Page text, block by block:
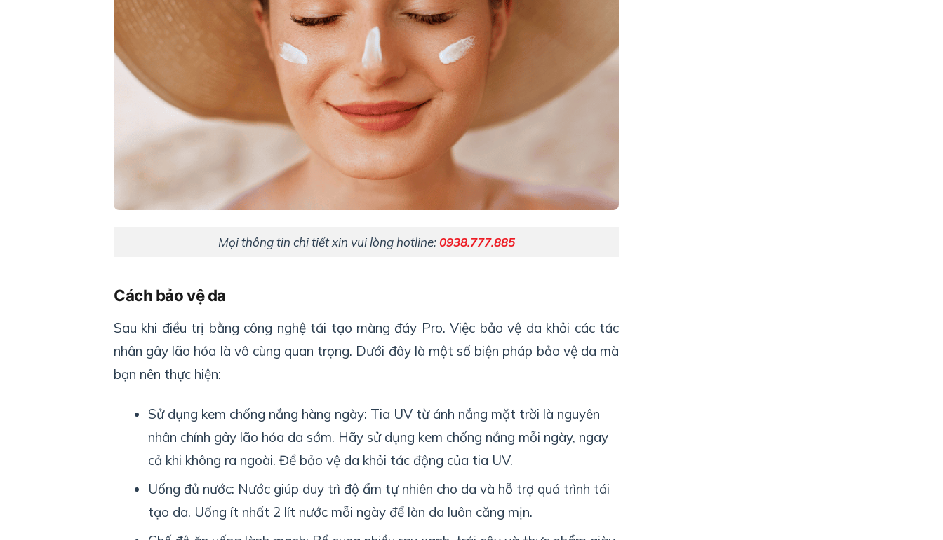
Mọi thông tin chi tiết xin vui lòng hotline:0938.777.885
Cách bảo vệ da
Sau khi điều trị bằng công nghệ tái tạo màng đáy Pro. Việc bảo vệ da khỏi các tác
nhân gây lão hóa là vô cùng quan trọng. Dưới đây là một số biện pháp bảo vệ da mà
bạn nên thực hiện:
Sử dụng kem chống nắng hàng ngày: Tia UV từ ánh nắng mặt trời là nguyên
nhân chính gây lão hóa da sớm. Hãy sử dụng kem chống nắng mỗi ngày, ngay
cả khi không ra ngoài. Để bảo vệ da khỏi tác động của tia UV.
Uống đủ nước: Nước giúp duy trì độ ẩm tự nhiên cho da và hỗ trợ quá trình tái
tạo da. Uống ít nhất 2 lít nước mỗi ngày để làn da luôn căng mịn.